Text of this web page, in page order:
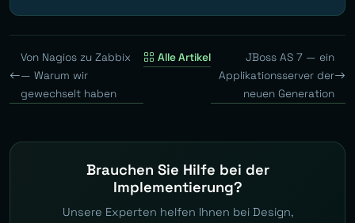
Von Nagios zu Zabbix
— Warum wir
gewechselt haben
Alle Artikel
JBoss AS 7 — ein
Applikationsserver der
neuen Generation
Brauchen Sie Hilfe bei der
Implementierung?
Unsere Experten helfen Ihnen bei Design,